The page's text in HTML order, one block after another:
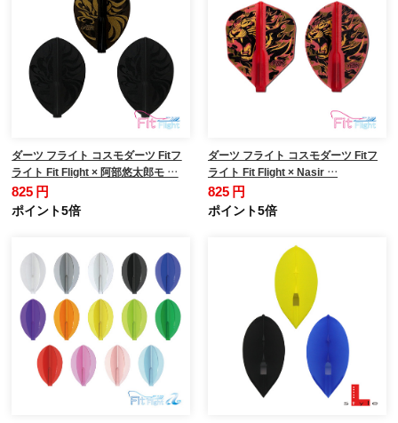
ダーツ フライト コスモダーツ Fitフ
ライト Fit Flight × 阿部悠太郎モ …
825 円
ポイント5倍
ダーツ フライト コスモダーツ Fitフ
ライト Fit Flight × Nasir …
825 円
ポイント5倍